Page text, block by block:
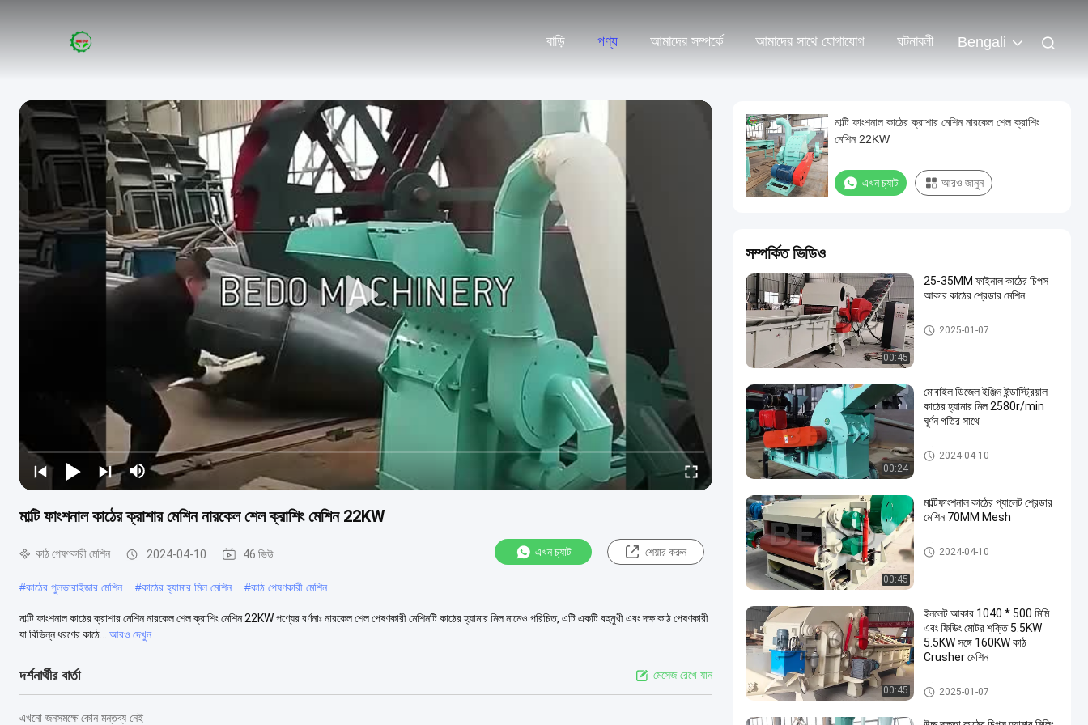
বাড়ি পণ্য আমাদের সম্পর্কে আমাদের সাথে যোগাযোগ ঘটনাবলী Bengali
মাল্টি ফাংশনাল কাঠের ক্রাশার মেশিন নারকেল শেল ক্রাশিং মেশিন 22KW
কাঠ পেষণকারী মেশিন 2024-04-10 46 ভিউ এখন চ্যাট শেয়ার করুন
#কাঠের পুলভারাইজার মেশিন #কাঠের হ্যামার মিল মেশিন #কাঠ পেষণকারী মেশিন
মাল্টি ফাংশনাল কাঠের ক্রাশার মেশিন নারকেল শেল ক্রাশিং মেশিন 22KW পণ্যের বর্ণনাঃ নারকেল শেল পেষণকারী মেশিনটি কাঠের হ্যামার মিল নামেও পরিচিত, এটি একটি বহুমুখী এবং দক্ষ কাঠ পেষণকারী
যা বিভিন্ন ধরণের কাঠে...
আরও দেখুন
দর্শনার্থীর বার্তা মেসেজ রেখে যান
এখনো জনসমক্ষে কোন মন্তব্য নেই
মাল্টি ফাংশনাল কাঠের ক্রাশার মেশিন নারকেল শেল ক্রাশিং
মেশিন 22KW
এখন চ্যাট আরও জানুন
সম্পর্কিত ভিডিও
00:45
25-35MM ফাইনাল কাঠের চিপস
আকার কাঠের শ্রেডার মেশিন
কাঠ পেষণকারী মেশিন
2025-01-07
00:24
মোবাইল ডিজেল ইঞ্জিন ইন্ডাস্ট্রিয়াল
কাঠের হ্যামার মিল 2580r/min
ঘূর্ণন গতির সাথে
কাঠ পেষণকারী মেশিন
2024-04-10
00:45
মাল্টিফাংশনাল কাঠের প্যালেট শ্রেডার
মেশিন 70MM Mesh
কাঠ পেষণকারী মেশিন
2024-04-10
00:45
ইনলেট আকার 1040 * 500 মিমি
এবং ফিডিং মোটর শক্তি 5.5KW
5.5KW সঙ্গে 160KW কাঠ
Crusher মেশিন
কাঠ পেষণকারী মেশিন
2025-01-07